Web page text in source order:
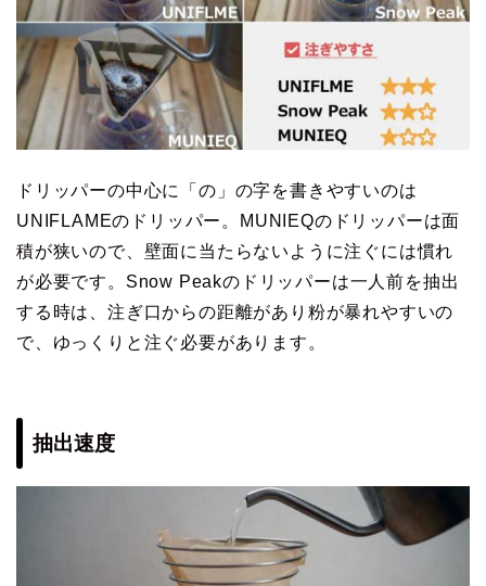
ドリッパーの中心に「の」の字を書きやすいのは
UNIFLAMEのドリッパー。MUNIEQのドリッパーは面
積が狭いので、壁面に当たらないように注ぐには慣れ
が必要です。Snow Peakのドリッパーは一人前を抽出
する時は、注ぎ口からの距離があり粉が暴れやすいの
で、ゆっくりと注ぐ必要があります。
抽出速度